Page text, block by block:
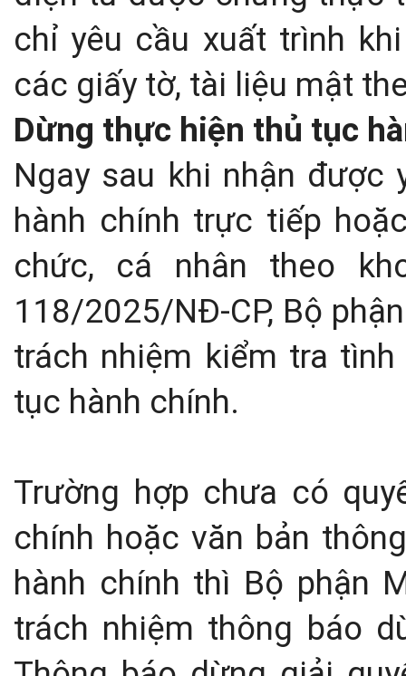
chỉ yêu cầu xuất trình
các giấy tờ, tài liệu mật
Dừng thực hiện thủ tục
Ngay sau khi nhận
hành chính trực tiếp
chức, cá nhân theo
118/2025/NĐ-CP, Bộ
trách nhiệm kiểm tra
tục hành chính.
Trường hợp chưa có
chính hoặc văn bản
hành chính thì Bộ phận
trách nhiệm thông báo